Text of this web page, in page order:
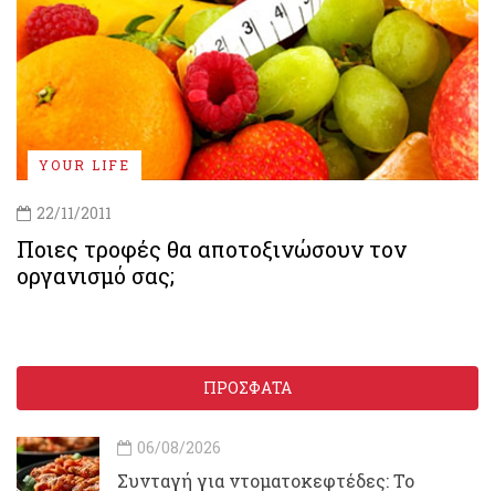
YOUR LIFE
22/11/2011
Ποιες τροφές θα αποτοξινώσουν τον
οργανισμό σας;
ΠΡΟΣΦΑΤΑ
06/08/2026
Συνταγή για ντοματοκεφτέδες: Το